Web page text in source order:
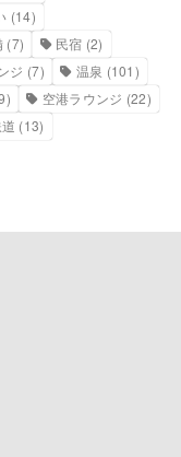
(14)
(7) 民宿 (2)
ジ (7) 温泉 (101)
空港ラウンジ (22)
(13)